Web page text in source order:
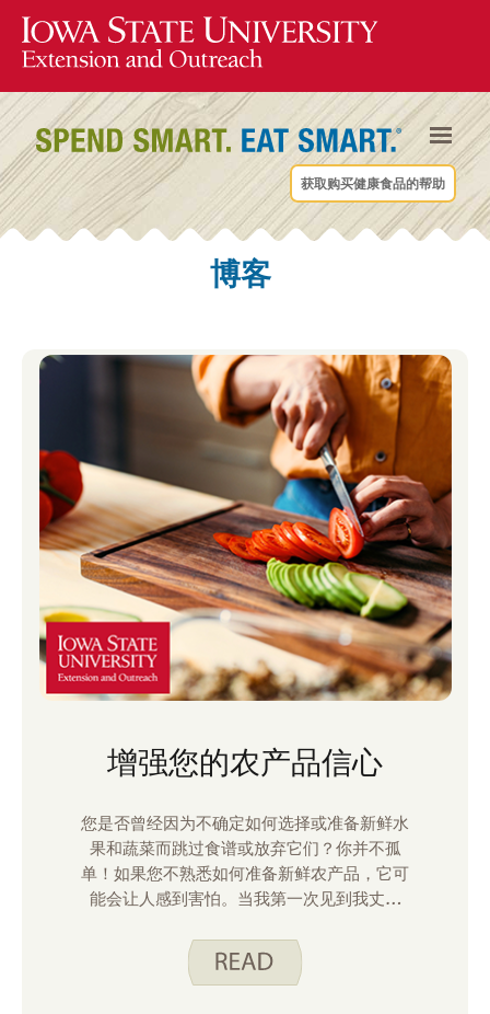
获取购买健康食品的帮助
博客
增强您的农产品信心
您是否曾经因为不确定如何选择或准备新鲜水
果和蔬菜而跳过食谱或放弃它们？你并不孤
单！如果您不熟悉如何准备新鲜农产品，它可
能会让人感到害怕。当我第一次见到我丈夫
果和蔬菜。虽然方便，但这些预包装的物品很
昂贵。我很快就知道他买这些东西只是因为他